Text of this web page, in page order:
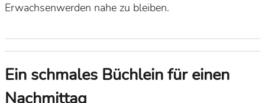
Erwachsenwerden nahe zu bleiben.
Ein schmales Büchlein für einen